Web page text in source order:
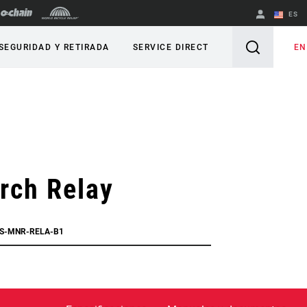
ES
English
Y RETIRADA SERVICE DIRECT
Relay
MNR-RELA-B1